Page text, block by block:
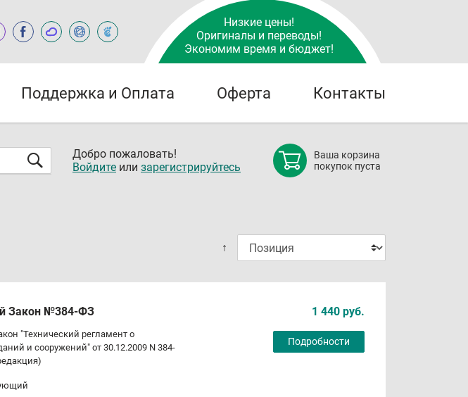
Низкие цены!
Оригиналы и переводы!
Экономим время и бюджет!
Поддержка и Оплата Оферта Контакты
Добро пожаловать!
Войдите или зарегистрируйтесь
Ваша корзина
покупок пуста
↑
Закон №384-ФЗ
"Технический регламент о
и сооружений" от 30.12.2009 N 384-
1 440 руб.
Подробности